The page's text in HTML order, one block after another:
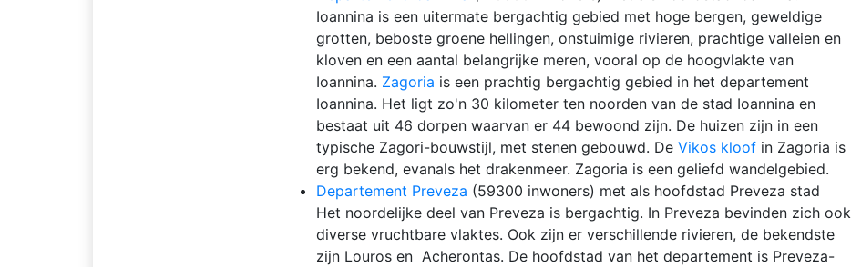
Ioannina is een uitermate bergachtig gebied met hoge bergen, geweldige
grotten, beboste groene hellingen, onstuimige rivieren, prachtige valleien en
kloven en een aantal belangrijke meren, vooral op de hoogvlakte van
Ioannina. Zagoria is een prachtig bergachtig gebied in het departement
Ioannina. Het ligt zo'n 30 kilometer ten noorden van de stad Ioannina en
bestaat uit 46 dorpen waarvan er 44 bewoond zijn. De huizen zijn in een
typische Zagori-bouwstijl, met stenen gebouwd. De Vikos kloof in Zagoria is
erg bekend, evanals het drakenmeer. Zagoria is een geliefd wandelgebied.
Departement Preveza (59300 inwoners) met als hoofdstad Preveza stad
Het noordelijke deel van Preveza is bergachtig. In Preveza bevinden zich ook
diverse vruchtbare vlaktes. Ook zijn er verschillende rivieren, de bekendste
zijn Louros en Acherontas. De hoofdstad van het departement is Preveza-